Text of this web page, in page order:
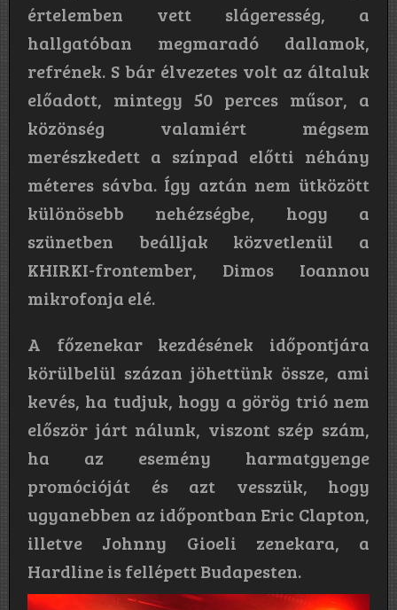
értelemben vett slágeresség, a
hallgatóban megmaradó dallamok,
refrének. S bár élvezetes volt az általuk
előadott, mintegy 50 perces műsor, a
közönség valamiért mégsem
merészkedett a színpad előtti néhány
méteres sávba. Így aztán nem ütközött
különösebb nehézségbe, hogy a
szünetben beálljak közvetlenül a
KHIRKI-frontember, Dimos Ioannou
mikrofonja elé.
A főzenekar kezdésének időpontjára
körülbelül százan jöhettünk össze, ami
kevés, ha tudjuk, hogy a görög trió nem
először járt nálunk, viszont szép szám,
ha az esemény harmatgyenge
promócióját és azt vesszük, hogy
ugyanebben az időpontban Eric Clapton,
illetve Johnny Gioeli zenekara, a
Hardline is fellépett Budapesten.